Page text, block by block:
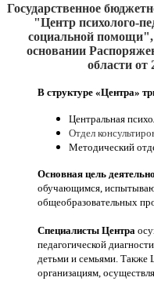
Государственное
"Центр психолого-
социальной помощи",
основании
области от
В структуре «Центра»
Центральная
Отдел
Методический
Основная цель
обучающимся,
общеобразовательных
Специалисты Центра
педагогической
детьми и семьями. Также
организациям,